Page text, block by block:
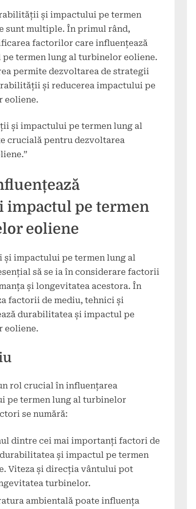
și impactului pe termen
sunt multiple. În primul rând,
factorilor care influențează
termen lung al turbinelor eoliene.
permite dezvoltarea de strategii
și reducerea impactului pe
eoliene.
și impactului pe termen lung al
crucială pentru dezvoltarea
impactul pe termen
eoliene
impactului pe termen lung al
să se ia în considerare factorii
și longevitatea acestora. În
factorii de mediu, tehnici și
durabilitatea și impactul pe
eoliene.
rol crucial în influențarea
pe termen lung al turbinelor
se numără:
dintre cei mai importanți factori de
și impactul pe termen
Viteza și direcția vântului pot
turbinelor.
ambientală poate influența